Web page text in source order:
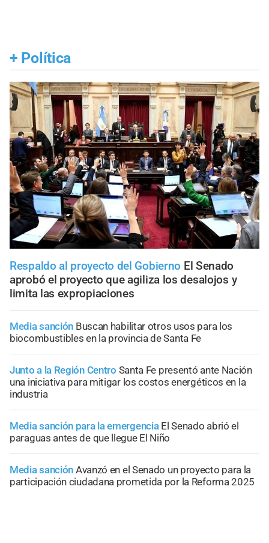
+ Política
Respaldo al proyecto del Gobierno El Senado
aprobó el proyecto que agiliza los desalojos y
limita las expropiaciones
Media sanción Buscan habilitar otros usos para los
biocombustibles en la provincia de Santa Fe
Junto a la Región Centro Santa Fe presentó ante Nación
una iniciativa para mitigar los costos energéticos en la
industria
Media sanción para la emergencia El Senado abrió el
paraguas antes de que llegue El Niño
Media sanción Avanzó en el Senado un proyecto para la
participación ciudadana prometida por la Reforma 2025